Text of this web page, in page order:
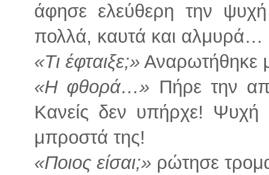
άφησε ελεύθερη την
πολλά, καυτά και αλμυρά…
«Τι έφταιξε;» Αναρωτήθηκε
«Η φθορά…» Πήρε την
Κανείς δεν υπήρχε! Ψυχή
μπροστά της!
«Ποιος είσαι;» ρώτησε